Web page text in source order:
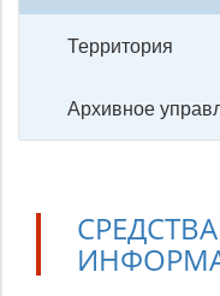
Территория
Архивное